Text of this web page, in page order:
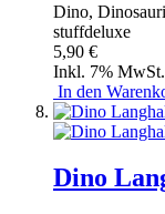
Dino,
stuffdeluxe
5,90 €
Inkl. 7% MwSt.
In den
Dino